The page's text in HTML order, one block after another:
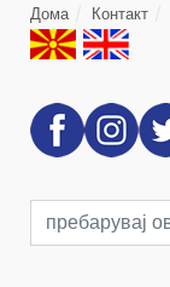
Дома Контакт